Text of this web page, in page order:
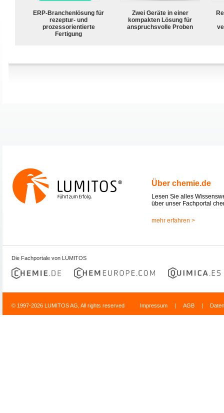
ERP-Branchenlösung für
rezeptur- und
prozessorientierte
Fertigung
Zwei Geräte in einer
kompakten Lösung für
anspruchsvolle Proben
Über chemie.de
Lesen Sie alles
über unser Fachportal
mehr erfahren >
Die Fachportale von LUMITOS
© 1997-2026 LUMITOS AG, All rights reserved Impressum | AGB |